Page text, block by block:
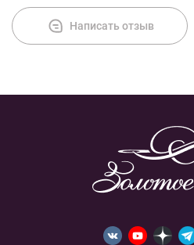
Написать отзыв